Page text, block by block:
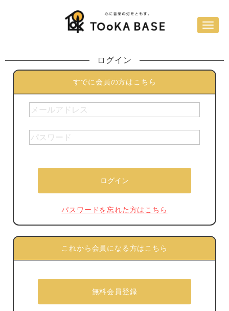
ログイン
すでに会員の方はこちら
パスワードを忘れた方はこちら
これから会員になる方はこちら